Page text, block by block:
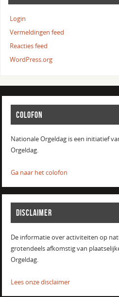
Login
Vermeldingen feed
Reacties feed
WordPress.org
COLOFON
Nationale Orgeldag is een initiatief
Orgeldag.
Ga naar het colofon
DISCLAIMER
De informatie over activiteiten op
grotendeels afkomstig van
Orgeldag.
Lees onze disclaimer